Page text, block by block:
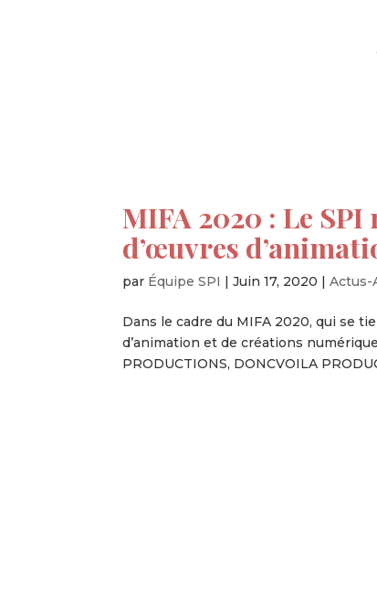
MIFA 2020 : Le
d’œuvres
par Équipe SPI |Juin 17, 2020 |Actus-
Dans le cadre du MIFA 2020, qui se
d’animation et de créations
PRODUCTIONS, DONCVOILA